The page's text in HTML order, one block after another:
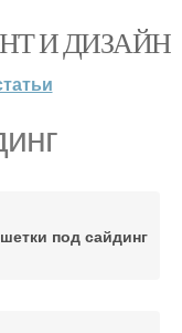
И ДИЗАЙН
под сайдинг